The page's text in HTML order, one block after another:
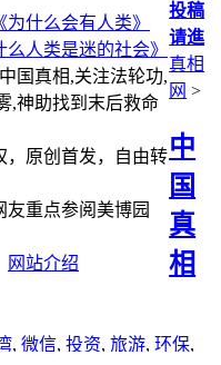
《为什么会有人类》
么人类是迷的社会》
国真相,关注法轮功,
,神助找到末后救命
，原创首发，自由转
重点参阅美博园
网站介绍
投稿
请進
真相
网 >
中
国
真
相
, 微信, 投资, 旅游, 环保,